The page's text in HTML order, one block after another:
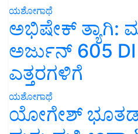
ಯಶೋಗಾಥೆ
ಅಭಿಷೇಕ್ ತ್ಯಾಗಿ:
ಅರ್ಜುನ್ 605
ಎತ್ತರಗಳಿಗೆ
ಯಶೋಗಾಥೆ
ಯೋಗೇಶ್